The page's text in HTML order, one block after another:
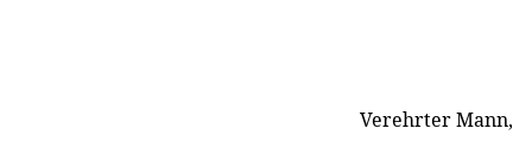
Verehrter Mann,